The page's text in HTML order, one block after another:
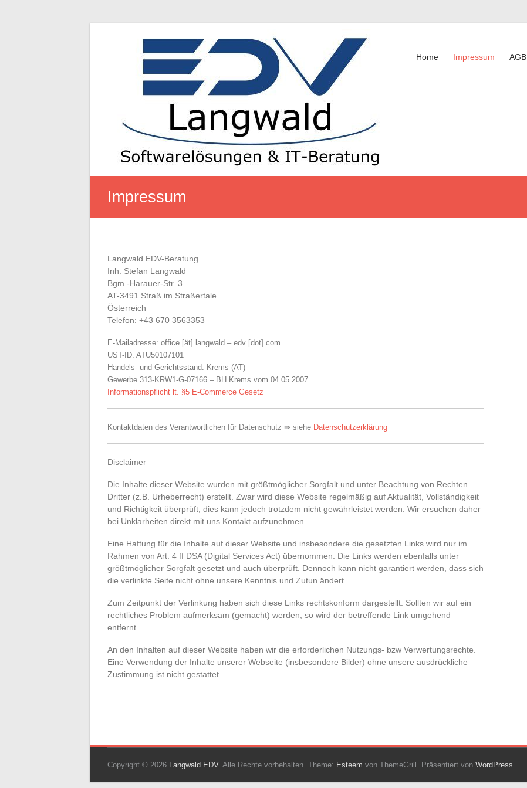
Langwald
EDV
Engineering
Consulting
Home Impressum AGB
Impressum
Langwald EDV-Beratung
Inh. Stefan Langwald
Bgm.-Harauer-Str. 3
AT-3491 Straß im Straßertale
Österreich
Telefon: +43 670 3563353
E-Mailadresse: office [ät] langwald – edv [dot] com
UST-ID: ATU50107101
Handels- und Gerichtsstand: Krems (AT)
Gewerbe 313-KRW1-G-07166 – BH Krems vom 04.05.2007
Informationspflicht lt. §5 E-Commerce Gesetz
Kontaktdaten des Verantwortlichen für Datenschutz ⇒ siehe Datenschutzerklärung
Disclaimer
Die Inhalte dieser Website wurden mit größtmöglicher Sorgfalt und unter Beachtung von Rechten
Dritter (z.B. Urheberrecht) erstellt. Zwar wird diese Website regelmäßig auf Aktualität, Vollständigkeit
und Richtigkeit überprüft, dies kann jedoch trotzdem nicht gewährleistet werden. Wir ersuchen daher
bei Unklarheiten direkt mit uns Kontakt aufzunehmen.
Eine Haftung für die Inhalte auf dieser Website und insbesondere die gesetzten Links wird nur im
Rahmen von Art. 4 ff DSA (Digital Services Act) übernommen. Die Links werden ebenfalls unter
größtmöglicher Sorgfalt gesetzt und auch überprüft. Dennoch kann nicht garantiert werden, dass sich
die verlinkte Seite nicht ohne unsere Kenntnis und Zutun ändert.
Zum Zeitpunkt der Verlinkung haben sich diese Links rechtskonform dargestellt. Sollten wir auf ein
rechtliches Problem aufmerksam (gemacht) werden, so wird der betreffende Link umgehend
entfernt.
An den Inhalten auf dieser Website haben wir die erforderlichen Nutzungs- bzw Verwertungsrechte.
Eine Verwendung der Inhalte unserer Webseite (insbesondere Bilder) ohne unsere ausdrückliche
Zustimmung ist nicht gestattet.
Copyright © 2026 Langwald EDV. Alle Rechte vorbehalten. Theme: Esteem von ThemeGrill. Präsentiert von WordPress.